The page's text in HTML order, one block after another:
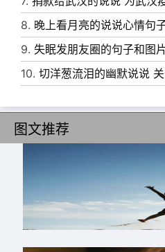
好。
14、 要低估消极
15、 祝你新的一年
票你来签，数字我
16、 告别过去，迎
17、 在这欢喜的时
自己的，喝酒喝出
18、 年第一天，
有憧憬的日子是惊
19、 怀念总在离
8. 晚上看月亮的说说心情句
9. 失眠发朋友圈的句子和图
10. 切洋葱流泪的幽默说说
图文推荐